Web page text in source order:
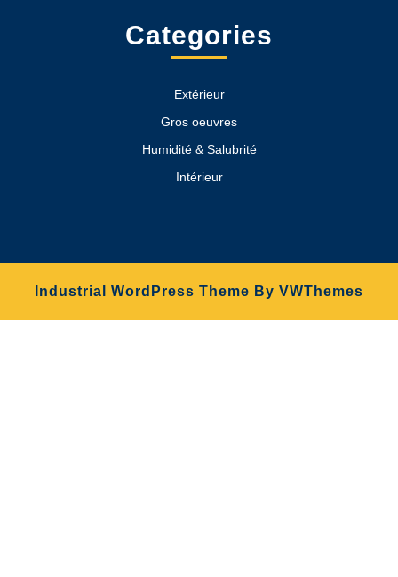
Categories
Extérieur
Gros oeuvres
Humidité & Salubrité
Intérieur
Industrial WordPress Theme By VWThemes